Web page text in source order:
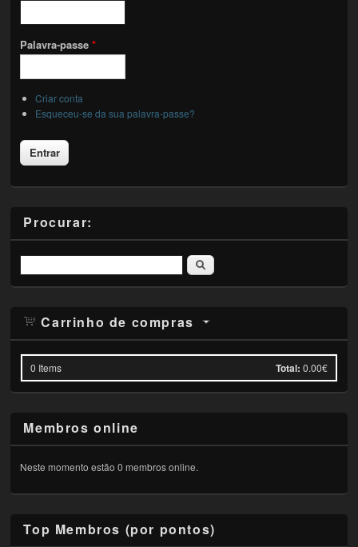
Palavra-passe*
Criar conta
Esqueceu-se da sua palavra-passe?
Procurar:
Pesquisar
Carrinho de compras
0 Items Total: 0.00€
Membros online
Neste momento estão 0 membros online.
Top Membros (por pontos)